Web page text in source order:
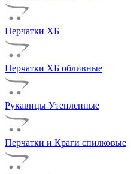
Перчатки ХБ
Перчатки ХБ обливные
Рукавицы Утепленные
Перчатки и Краги спилковые